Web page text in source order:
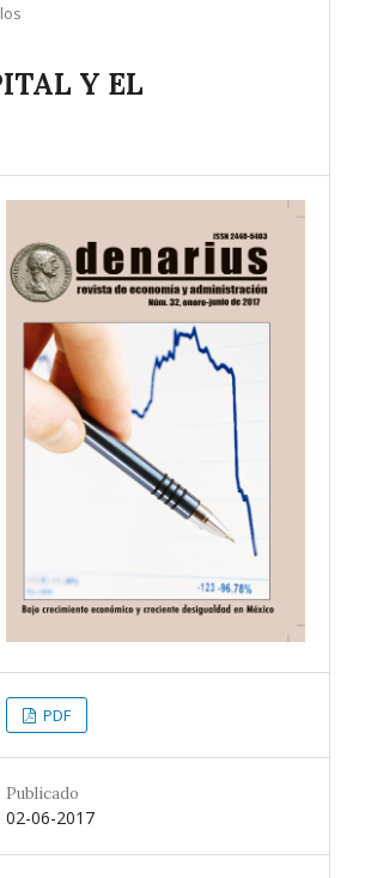
Y EL
PDF
Publicado
02-06-2017